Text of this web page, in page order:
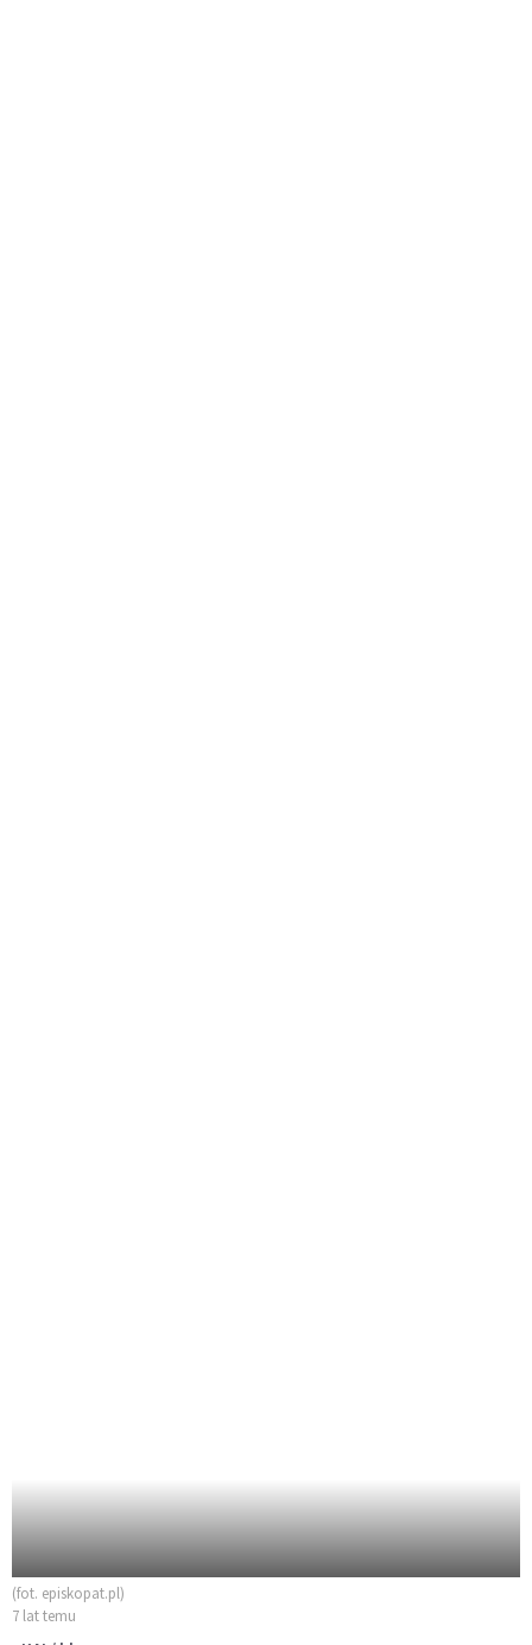
(fot. episkopat.pl)
7 lat temu